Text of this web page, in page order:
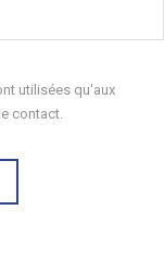
utilisées qu'aux
contact.